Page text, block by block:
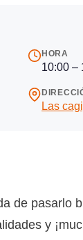
HORA
10:00 –
Las
de
y